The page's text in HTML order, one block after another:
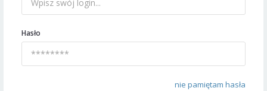
Hasło
nie pamiętam hasła